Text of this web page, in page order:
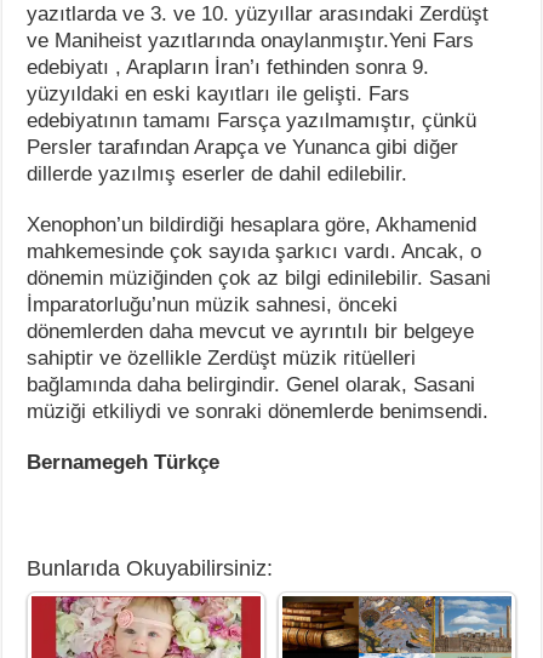
yazıtlarda ve 3. ve 10. yüzyıllar arasındaki Zerdüşt
ve Maniheist yazıtlarında onaylanmıştır.Yeni Fars
edebiyatı , Arapların İran’ı fethinden sonra 9.
yüzyıldaki en eski kayıtları ile gelişti. Fars
edebiyatının tamamı Farsça yazılmamıştır, çünkü
Persler tarafından Arapça ve Yunanca gibi diğer
dillerde yazılmış eserler de dahil edilebilir.
Xenophon’un bildirdiği hesaplara göre, Akhamenid
mahkemesinde çok sayıda şarkıcı vardı. Ancak, o
dönemin müziğinden çok az bilgi edinilebilir. Sasani
İmparatorluğu’nun müzik sahnesi, önceki
dönemlerden daha mevcut ve ayrıntılı bir belgeye
sahiptir ve özellikle Zerdüşt müzik ritüelleri
bağlamında daha belirgindir. Genel olarak, Sasani
müziği etkiliydi ve sonraki dönemlerde benimsendi.
Bernamegeh Türkçe
Bunlarıda Okuyabilirsiniz: